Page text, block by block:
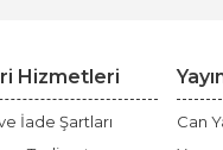
Hizmetleri
İade Şartları
Can